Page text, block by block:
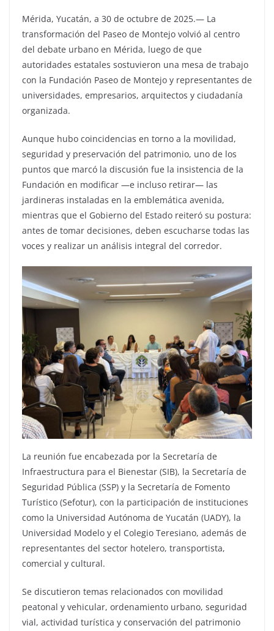
Mérida, Yucatán, a 30 de octubre de 2025.— La
transformación del Paseo de Montejo volvió al centro
del debate urbano en Mérida, luego de que
autoridades estatales sostuvieron una mesa de trabajo
con la Fundación Paseo de Montejo y representantes de
universidades, empresarios, arquitectos y ciudadanía
organizada.
Aunque hubo coincidencias en torno a la movilidad,
seguridad y preservación del patrimonio, uno de los
puntos que marcó la discusión fue la insistencia de la
Fundación en modificar —e incluso retirar— las
jardineras instaladas en la emblemática avenida,
mientras que el Gobierno del Estado reiteró su postura:
antes de tomar decisiones, deben escucharse todas las
voces y realizar un análisis integral del corredor.
La reunión fue encabezada por la Secretaría de
Infraestructura para el Bienestar (SIB), la Secretaría de
Seguridad Pública (SSP) y la Secretaría de Fomento
Turístico (Sefotur), con la participación de instituciones
como la Universidad Autónoma de Yucatán (UADY), la
Universidad Modelo y el Colegio Teresiano, además de
representantes del sector hotelero, transportista,
comercial y cultural.
Se discutieron temas relacionados con movilidad
peatonal y vehicular, ordenamiento urbano, seguridad
vial, actividad turística y conservación del patrimonio